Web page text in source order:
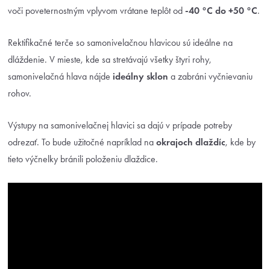
voči poveternostným vplyvom vrátane teplôt od -40 °C do +50 °C.
Rektifikačné terče so samonivelačnou hlavicou sú ideálne na
dláždenie. V mieste, kde sa stretávajú všetky štyri rohy,
samonivelačná hlava nájde ideálny sklon a zabráni vyčnievaniu
rohov.
Výstupy na samonivelačnej hlavici sa dajú v prípade potreby
odrezať. To bude užitočné napríklad na okrajoch dlaždíc, kde by
tieto výčnelky bránili položeniu dlaždice.